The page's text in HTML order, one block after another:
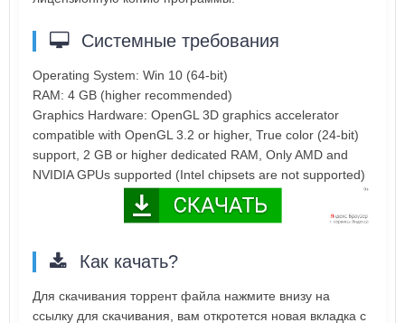
Системные требования
Operating System: Win 10 (64-bit)
RAM: 4 GB (higher recommended)
Graphics Hardware: OpenGL 3D graphics accelerator
compatible with OpenGL 3.2 or higher, True color (24-bit)
support, 2 GB or higher dedicated RAM, Only AMD and
NVIDIA GPUs supported (Intel chipsets are not supported)
Как качать?
Для скачивания торрент файла нажмите внизу на
ссылку для скачивания, вам откротется новая вкладка с